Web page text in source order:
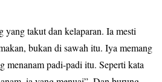
yang takut dan kelaparan. Ia mesti
bukan di sawah itu. Iya memang
menanam padi-padi itu. Seperti kata